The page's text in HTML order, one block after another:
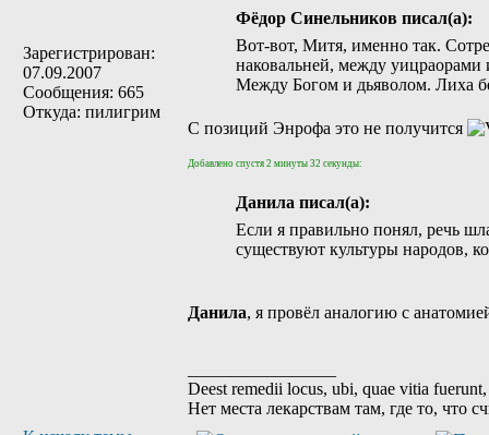
Зарегистрирован:
07.09.2007
Сообщения: 665
Откуда: пилигрим
Фёдор Синельников писал(а):
Вот-вот, Митя, именно так.
наковальней, между
Между Богом и дьяволом. Лиха
С позиций Энрофа это не получится
Добавлено спустя 2 минуты 32 секунды:
Данила писал(а):
Если я правильно понял, речь
существуют культуры народов,
Данила, я провёл аналогию с
Deest remedii locus, ubi, quae vitia
Нет места лекарствам там, где то, что